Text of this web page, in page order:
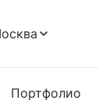
Портфолио